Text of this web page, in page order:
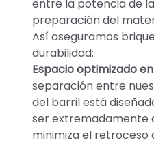
entre la potencia de
preparación del
Así aseguramos
durabilidad:
Espacio optimizado
separación entre
del barril está
ser extremadamente
minimiza el retroceso